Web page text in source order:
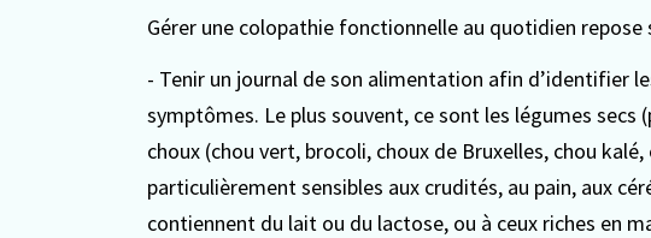
Gérer une colopathie fonctionnelle au quotidien repose
- Tenir un journal de son alimentation afin d’identifier
symptômes. Le plus souvent, ce sont les légumes secs
choux (chou vert, brocoli, choux de Bruxelles, chou
particulièrement sensibles aux crudités, au pain, aux
contiennent du lait ou du lactose, ou à ceux riches en